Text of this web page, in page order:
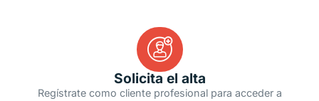
Solicita el alta
Regístrate como cliente profesional para acceder a